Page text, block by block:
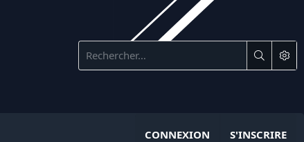
CONNEXION S'INSCRIRE